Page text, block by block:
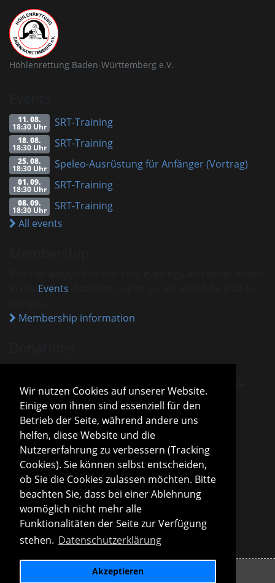
Wir nutzen Cookies auf unserer Website.
Einige von ihnen sind essenziell für den
Betrieb der Seite, während andere uns
helfen, diese Website und die
Nutzererfahrung zu verbessern (Tracking
Cookies). Sie können selbst entscheiden,
ob Sie die Cookies zulassen möchten. Bitte
beachten Sie, dass bei einer Ablehnung
womöglich nicht mehr alle
Funktionalitäten der Seite zur Verfügung
stehen. Datenschutzerklärung
Akzeptieren
Höhlenrettung Baden-Württemberg e.V.
11. 08.
18:30 Uhr SRT-Training
18. 08.
18:30 Uhr SRT-Training
25. 08.
18:30 Uhr Speleo-Ausrüstung für Anfänger (Vortrag)
01. 09.
18:30 Uhr SRT-Training
08. 09.
18:30 Uhr
SRT-Training
All events
Events
Membership information
VHM is recognised as a charitable association.
Donations and membership payments are tax-deductible
under the current tax exemption notice.
Sparda-Bank München
IBAN
DE13 7009 0500 0001 2800 15
GENODEF1S04
Donation information
Board
Roland Konopac
First Chair of the Board
Martina Lachmuth
Second Chair of the Board
Board information
Privacy policy